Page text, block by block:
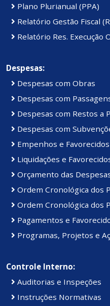
Plano Plurianual (PPA)
Relatório Gestão Fiscal
Relatório Res. Execução
Despesas:
Despesas com Obras
Despesas com
Despesas com Restos a
Despesas com
Empenhos e Favorecidos
Liquidações e
Orçamento das
Ordem Cronológica dos
Ordem Cronológica dos
Pagamentos e
Programas, Projetos e
Controle Interno:
Auditorias e Inspeções
Instruções Normativas